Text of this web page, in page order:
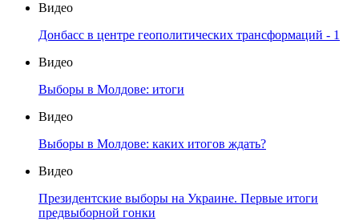
Видео
Донбасс в центре геополитических трансформаций - 1
Видео
Выборы в Молдове: итоги
Видео
Выборы в Молдове: каких итогов ждать?
Видео
Президентские выборы на Украине. Первые итоги
предвыборной гонки